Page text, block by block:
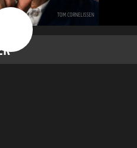
TOM CORNELISSEN